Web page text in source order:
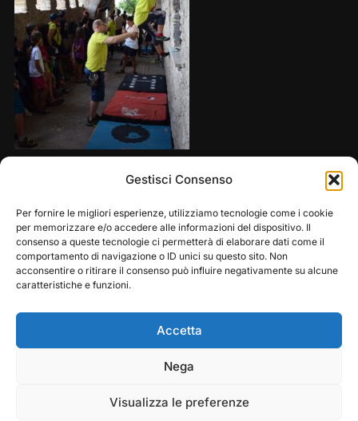
Gestisci Consenso
Per fornire le migliori esperienze, utilizziamo tecnologie come i cookie
per memorizzare e/o accedere alle informazioni del dispositivo. Il
consenso a queste tecnologie ci permetterà di elaborare dati come il
comportamento di navigazione o ID unici su questo sito. Non
acconsentire o ritirare il consenso può influire negativamente su alcune
caratteristiche e funzioni.
Accetta
Nega
Visualizza le preferenze
Copyright © 2026 — Frasassi Climbing Festival. All
Rights Reserved